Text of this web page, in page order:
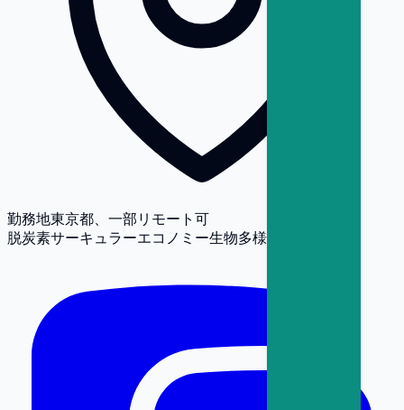
勤務地東京都、一部リモート可
脱炭素サーキュラーエコノミー生物多様性